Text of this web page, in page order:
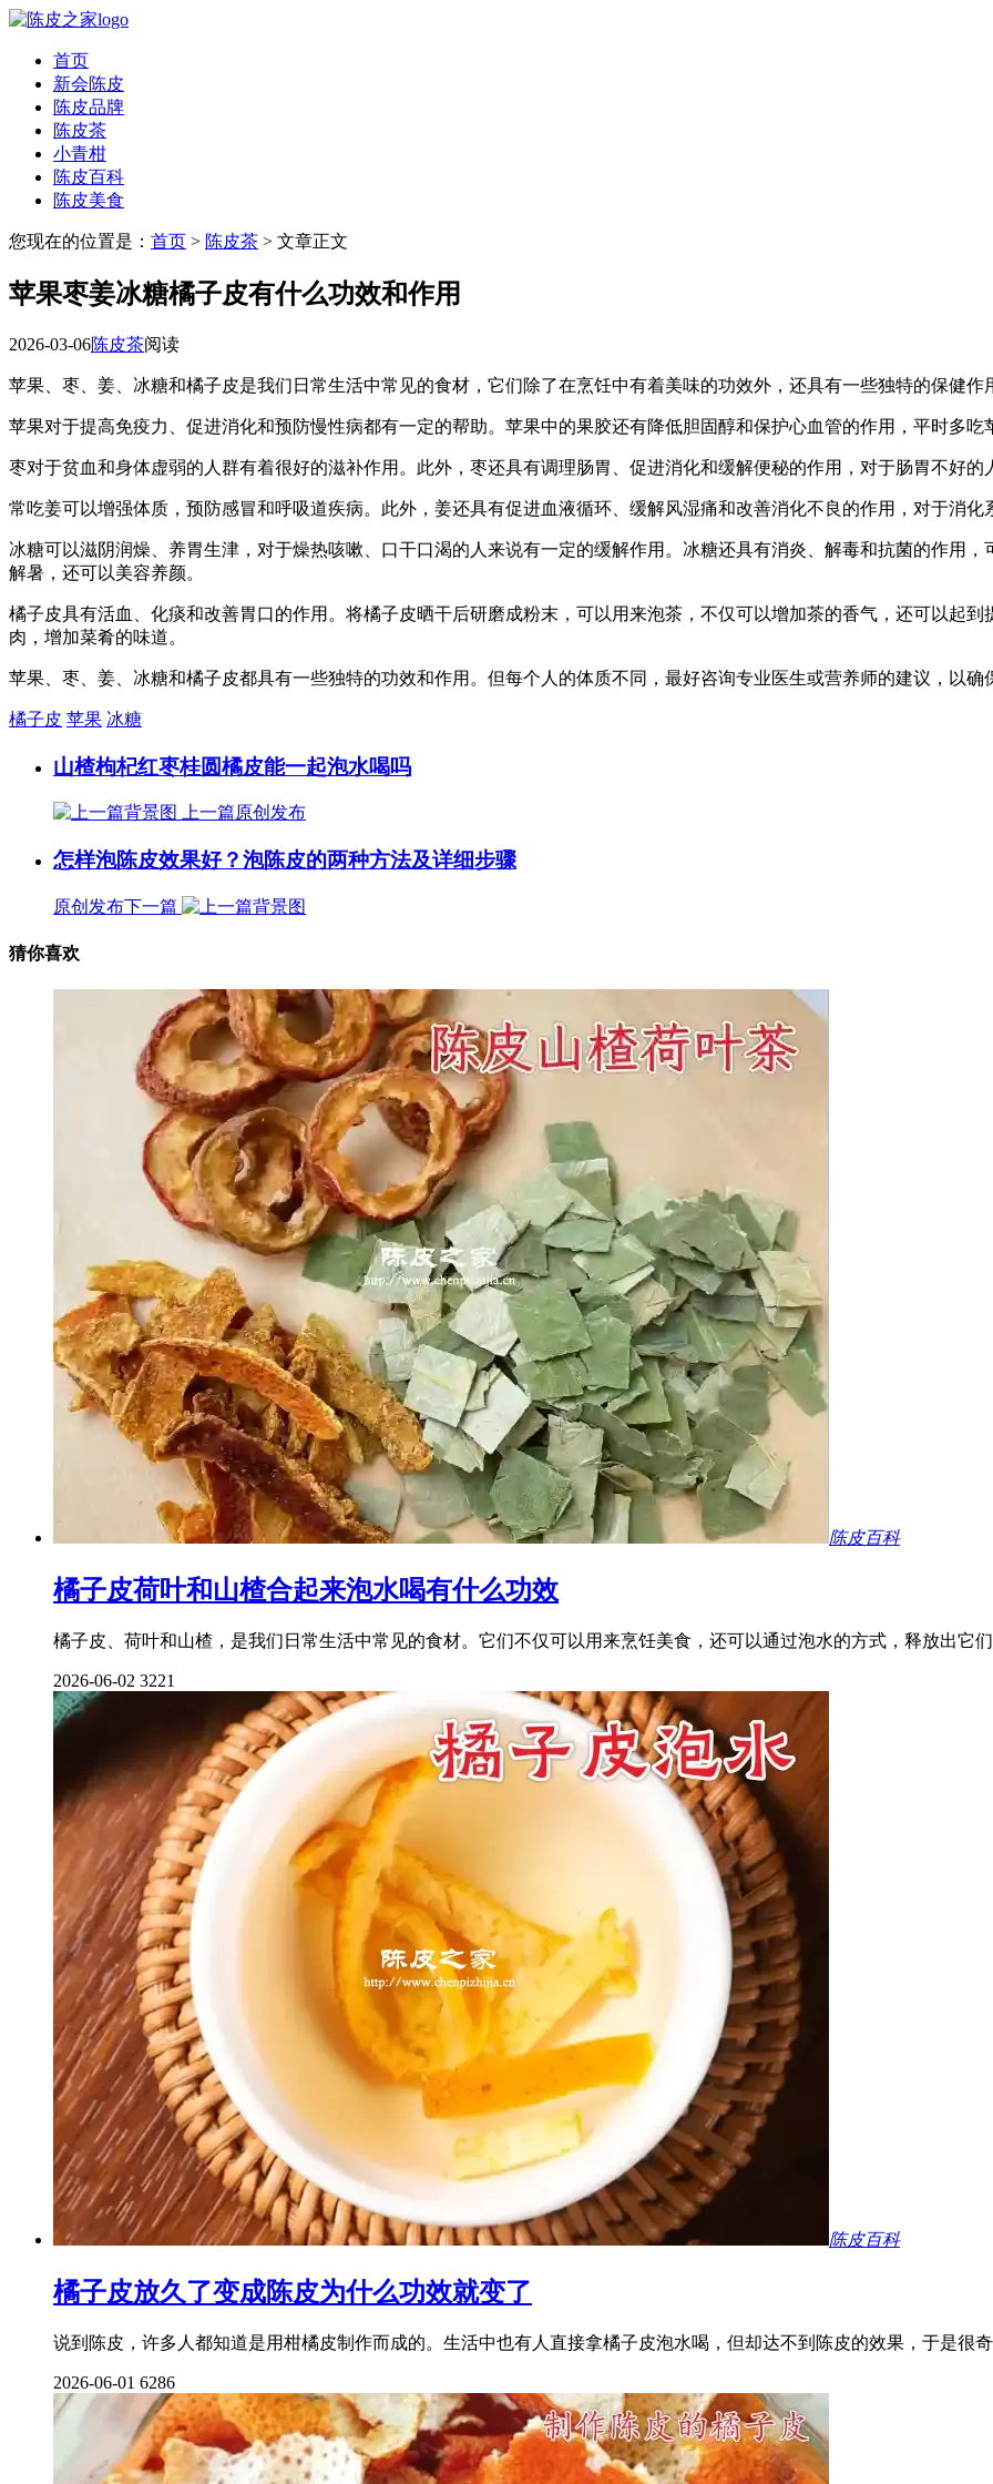
首页
新会陈皮
陈皮品牌
陈皮茶
小青柑
陈皮百科
陈皮美食
您现在的位置是： 首页 > 陈皮茶 > 文章正文
苹果枣姜冰糖橘子皮有什么功效和作用
2026-03-06陈皮茶阅读
苹果、枣、姜、冰糖和橘子皮是我们日常生活中常见的食材，它们除了在烹饪中有着美味的功效外，还具有一些独特的保健
苹果对于提高免疫力、促进消化和预防慢性病都有一定的帮助。苹果中的果胶还有降低胆固醇和保护心血管的作用，平时多吃
枣对于贫血和身体虚弱的人群有着很好的滋补作用。此外，枣还具有调理肠胃、促进消化和缓解便秘的作用，对于肠胃不好
常吃姜可以增强体质，预防感冒和呼吸道疾病。此外，姜还具有促进血液循环、缓解风湿痛和改善消化不良的作用，对于消化
冰糖可以滋阴润燥、养胃生津，对于燥热咳嗽、口干口渴的人来说有一定的缓解作用。冰糖还具有消炎、解毒和抗菌的作用
解暑，还可以美容养颜。
橘子皮具有活血、化痰和改善胃口的作用。将橘子皮晒干后研磨成粉末，可以用来泡茶，不仅可以增加茶的香气，还可以起
肉，增加菜肴的味道。
苹果、枣、姜、冰糖和橘子皮都具有一些独特的功效和作用。但每个人的体质不同，最好咨询专业医生或营养师的建议，以确
橘子皮 苹果 冰糖
山楂枸杞红枣桂圆橘皮能一起泡水喝吗
上一篇原创发布
怎样泡陈皮效果好？泡陈皮的两种方法及详细步骤
原创发布下一篇
猜你喜欢
陈皮百科
橘子皮荷叶和山楂合起来泡水喝有什么功效
橘子皮、荷叶和山楂，是我们日常生活中常见的食材。它们不仅可以用来烹饪美食，还可以通过泡水的方式，释放出它
2026-06-02 3221
陈皮百科
橘子皮放久了变成陈皮为什么功效就变了
说到陈皮，许多人都知道是用柑橘皮制作而成的。生活中也有人直接拿橘子皮泡水喝，但却达不到陈皮的效果，于是很
2026-06-01 6286